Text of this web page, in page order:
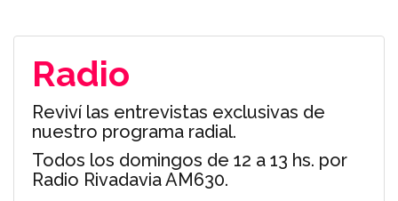
Radio
Reviví las entrevistas exclusivas de
nuestro programa radial.
Todos los domingos de 12 a 13 hs. por
Radio Rivadavia AM630.